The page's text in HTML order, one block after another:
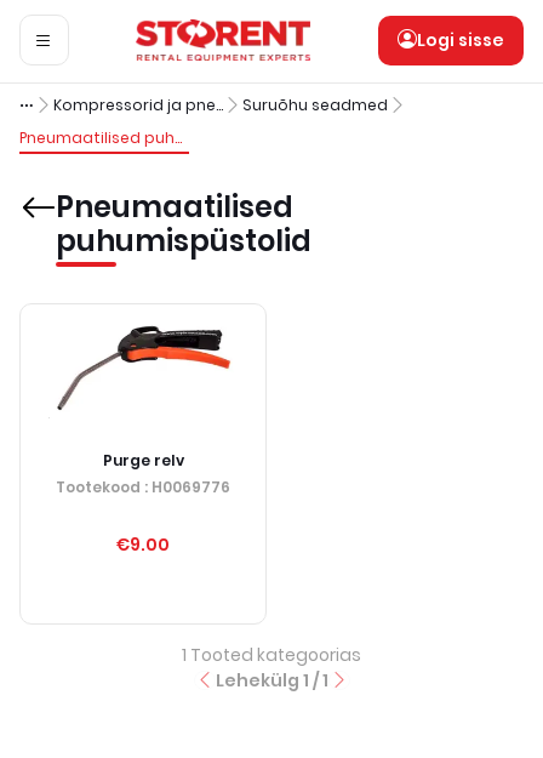
Logi sisse
Kompressorid ja pneumoinstrumendid
Suruõhu seadmed
Pneumaatilised puhumispüstolid
Pneumaatilised
puhumispüstolid
Purge relv
Tootekood : H0069776
€9.00
1 Tooted kategoorias
Lehekülg 1 /1